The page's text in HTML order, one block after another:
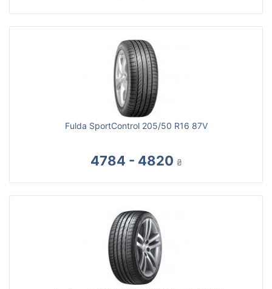
Fulda SportControl 205/50 R16 87V
4784 - 4820 ₴